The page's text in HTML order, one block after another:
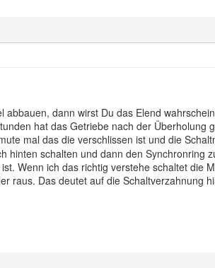
abbauen, dann wirst Du das Elend
hat das Getriebe nach der Überholung
mal das die verschlissen ist und die
hinten schalten und dann den Synchronring
Wenn ich das richtig verstehe schaltet die
raus. Das deutet auf die Schaltverzahnung